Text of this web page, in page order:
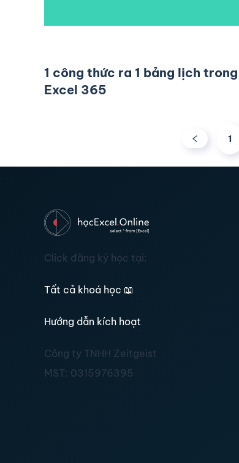
1 công thức ra 1 bảng lịch trong
Excel 365
1
Click đăng ký học tại:
Tất cả khoá học 📖
Hướng dẫn kích hoạt
Công ty TNHH Zeitgeist
MST: 0315976395